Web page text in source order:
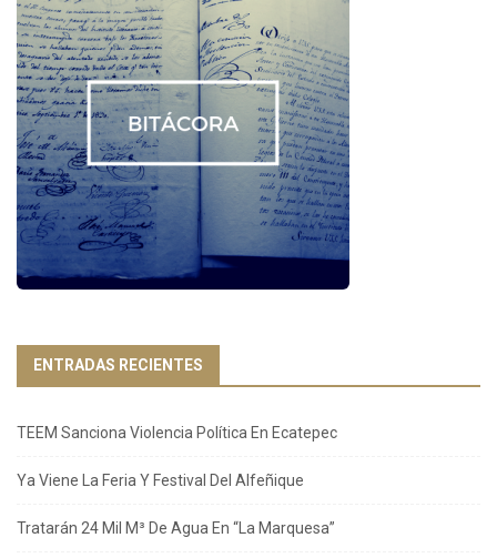
ENTRADAS RECIENTES
TEEM Sanciona Violencia Política En Ecatepec
Ya Viene La Feria Y Festival Del Alfeñique
Tratarán 24 Mil M³ De Agua En “La Marquesa”